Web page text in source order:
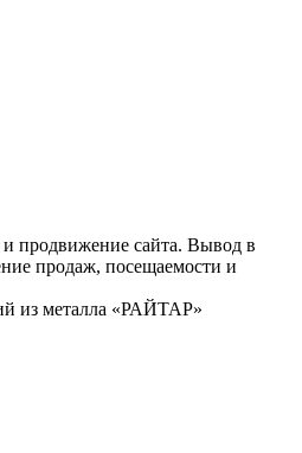
продвижение сайта. Вывод в
продаж, посещаемости и
из металла «РАЙТАР»